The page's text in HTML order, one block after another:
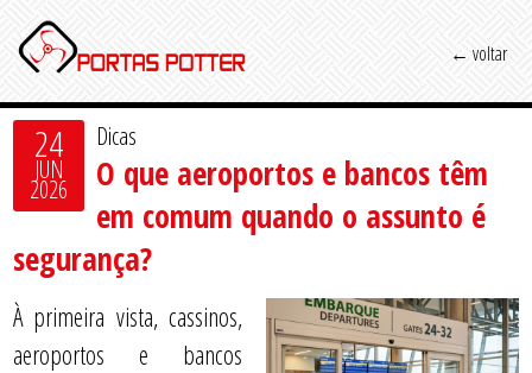
← voltar
24
JUN
2026
Dicas
O que aeroportos e bancos têm
em comum quando o assunto é
segurança?
À primeira vista, cassinos,
aeroportos e bancos